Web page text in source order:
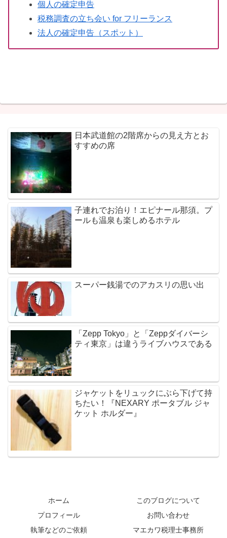
個人の確定申告
税務調査の立ち会い for フリーランス
法人の確定申告（スポット）
日本武道館の2階席からの見え方とお
すすめの席
子連れでお泊り！エピナール那須。プ
ールも温泉も楽しめるホテル
スーパー銭湯でのアカスリの思い出
「Zepp Tokyo」と「Zeppダイバーシ
ティ東京」は違うライブハウスである
ジャケットをリュックにぶら下げて持
ちたい！『NEXARY ポータブル ジャ
ケット ホルダー』
ホーム
このブログについて
プロフィール
お問い合わせ
執筆などのご依頼
マエカワ税理士事務所